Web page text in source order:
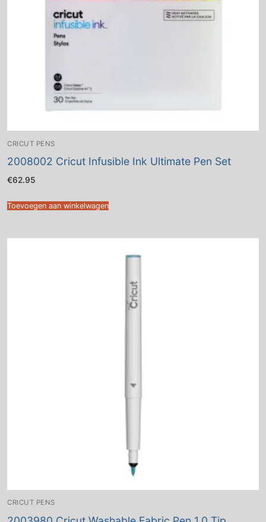
CRICUT PENS
2008002 Cricut Infusible Ink Ultimate Pen Set
€62.95
Toevoegen aan winkelwagen
CRICUT PENS